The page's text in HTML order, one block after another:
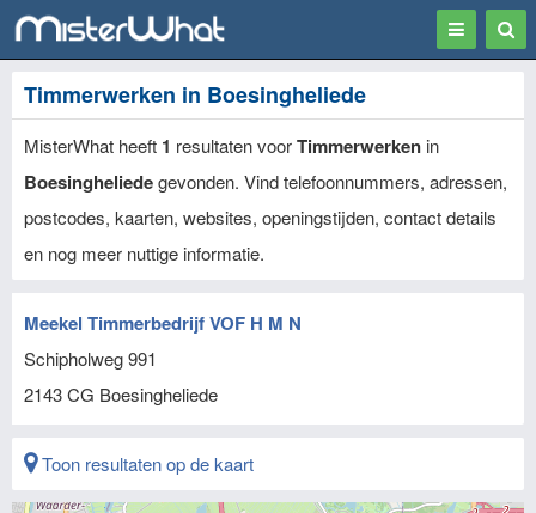
Toggle
Timmerwerken in Boesingheliede
MisterWhat heeft 1 resultaten voorTimmerwerken in
Boesingheliedegevonden. Vind telefoonnummers, adressen,
postcodes, kaarten, websites, openingstijden, contact details
en nog meer nuttige informatie.
Meekel Timmerbedrijf VOF H M N
Schipholweg 991
2143 CG Boesingheliede
Toon resultaten op de kaart